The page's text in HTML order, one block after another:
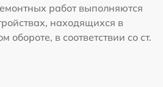
работ выполняются
находящихся в
в соответствии со ст.